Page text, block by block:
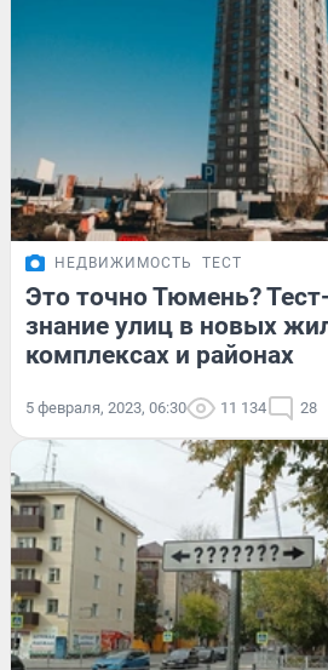
НЕДВИЖИМОСТЬ ТЕСТ
Это точно Тюмень?
знание улиц в новых
комплексах и районах
5 февраля, 2023, 06:30 11 134 28